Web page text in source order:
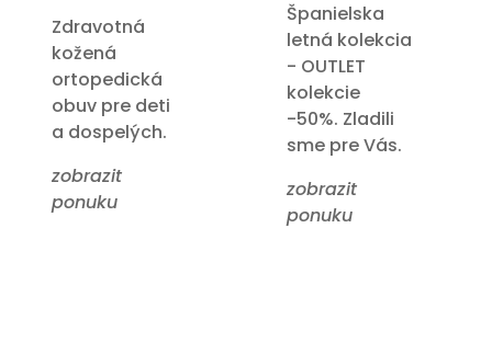
Zdravotná
kožená
ortopedická
obuv pre deti
a dospelých.
zobrazit
ponuku
Španielska
letná kolekcia
- OUTLET
kolekcie
-50%. Zladili
sme pre Vás.
zobrazit
ponuku